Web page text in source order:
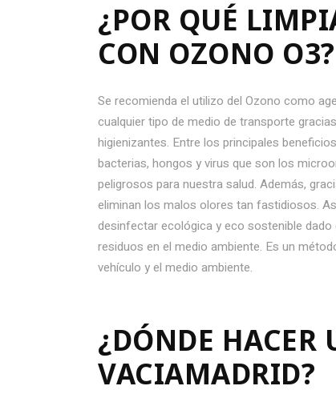
¿POR QUÉ
CON OZONO O3?
Se recomienda el utilizo del Ozono como
cualquier tipo de medio de transporte
higienizantes. Entre los principales
bacterias, hongos y virus que son los
peligrosos para nuestra salud. Además,
eliminan los malos olores tan fastidiosos.
desinfectar ecológica y eco sostenible
residuos en el medio ambiente. Es un
vehículo y el medio ambiente.
¿DÓNDE
VACIAMADRID?